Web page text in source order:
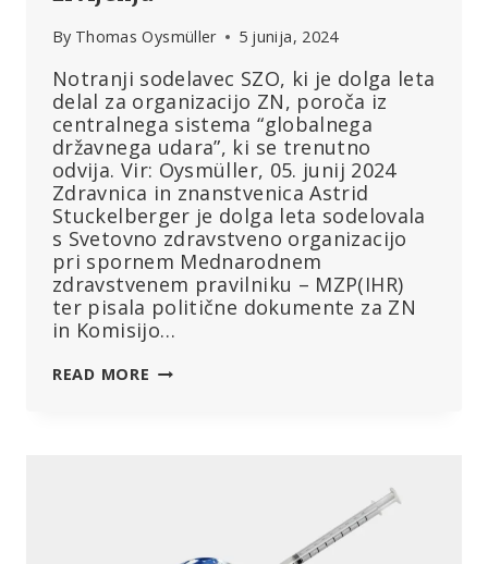
By Thomas Oysmüller 5 junija, 2024
Notranji sodelavec SZO, ki je dolga leta
delal za organizacijo ZN, poroča iz
centralnega sistema “globalnega
državnega udara”, ki se trenutno
odvija. Vir: Oysmüller, 05. junij 2024
Zdravnica in znanstvenica Astrid
Stuckelberger je dolga leta sodelovala
s Svetovno zdravstveno organizacijo
pri spornem Mednarodnem
zdravstvenem pravilniku – MZP(IHR)
ter pisala politične dokumente za ZN
in Komisijo…
READ MORE SVETOVNA